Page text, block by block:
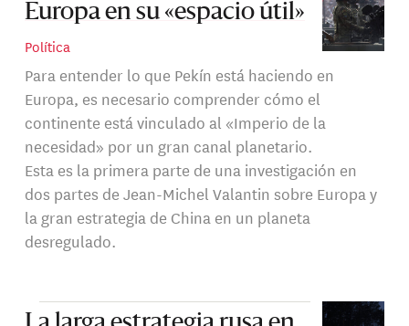
Europa en su «espacio útil»
Política
Para entender lo que Pekín está haciendo en
Europa, es necesario comprender cómo el
continente está vinculado al «Imperio de la
necesidad» por un gran canal planetario.
Esta es la primera parte de una investigación en
dos partes de Jean-Michel Valantin sobre Europa y
la gran estrategia de China en un planeta
desregulado.